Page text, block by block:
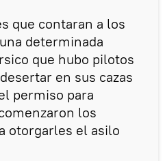
que contaran a los
determinada
que hubo pilotos
en sus cazas
permiso para
los
otorgarles el asilo